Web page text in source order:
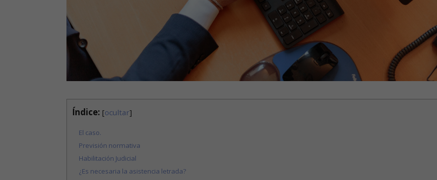
Índice: [ocultar]
El caso.
Previsión normativa
Habilitación Judicial
¿Es necesaria la asistencia letrada?